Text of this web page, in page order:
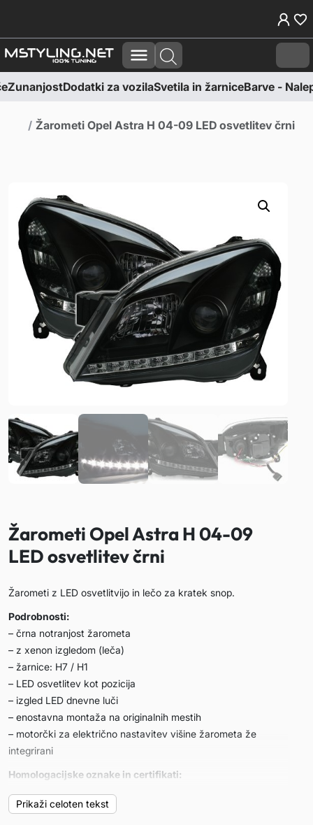
Cart
ZunanjostDodatki za vozilaSvetila in žarniceBarve -
Domov
Žarometi Opel Astra H 04-09 LED osvetlitev črni
Žarometi Opel Astra H 04-09
LED osvetlitev črni
Žarometi z LED osvetlitvijo in lečo za kratek snop.
Podrobnosti:
– črna notranjost žarometa
– z xenon izgledom (leča)
– žarnice: H7 / H1
– LED osvetlitev kot pozicija
– izgled LED dnevne luči
– enostavna montaža na originalnih mestih
– motorčki za električno nastavitev višine žarometa že
integrirani
Homologacijske oznake in certifikati:
– E-oznaka na žarometih
Prikaži celoten tekst